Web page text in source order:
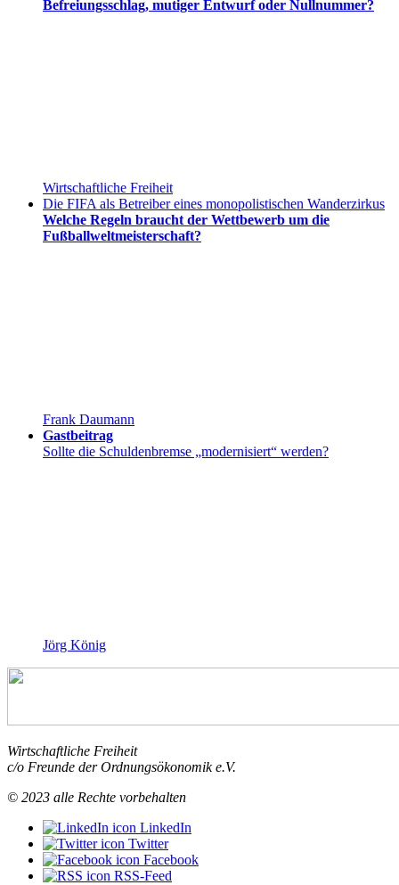
Befreiungsschlag, mutiger Entwurf oder Nullnummer?
Wirtschaftliche Freiheit
Die FIFA als Betreiber eines monopolistischen Wanderzirkus
Welche Regeln braucht der Wettbewerb um die
Fußballweltmeisterschaft?
Frank Daumann
Gastbeitrag
Sollte die Schuldenbremse „modernisiert“ werden?
Jörg König
Wirtschaftliche Freiheit
c/o Freunde der Ordnungsökonomik e.V.
© 2023 alle Rechte vorbehalten
LinkedIn
Twitter
Facebook
RSS-Feed